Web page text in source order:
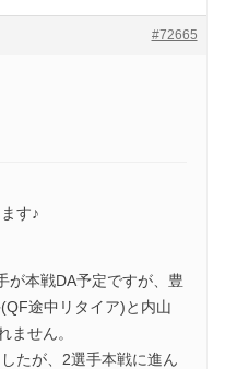
#72665
す♪
が本戦DA予定ですが、豊
途中リタイア)と内山
ません。
たが、2選手本戦に進ん